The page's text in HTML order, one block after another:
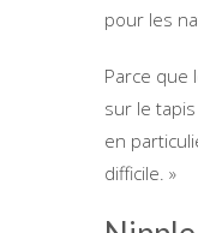
pour les
Parce que
sur le
en
difficile. »